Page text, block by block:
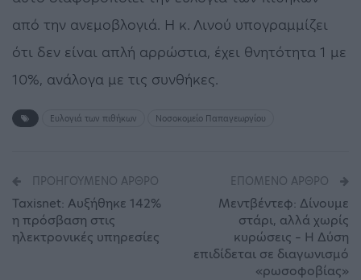
από την ανεμοβλογιά. Η κ. Λινού υπογραμμίζει
ότι δεν είναι απλή αρρώστια, έχει θνητότητα 1 με
10%, ανάλογα με τις συνθήκες.
Ευλογιά των πιθήκων Νοσοκομείο Παπαγεωργίου
ΠΡΟΗΓΟΎΜΕΝΟ ΆΡΘΡΟ
Taxisnet: Αυξήθηκε 142%
η πρόσβαση στις
ηλεκτρονικές υπηρεσίες
ΕΠΌΜΕΝΟ ΆΡΘΡΟ
Μεντβέντεφ: Δίνουμε
στάρι, αλλά χωρίς
κυρώσεις – Η Δύση
επιδίδεται σε διαγωνισμό
«ρωσοφοβίας»